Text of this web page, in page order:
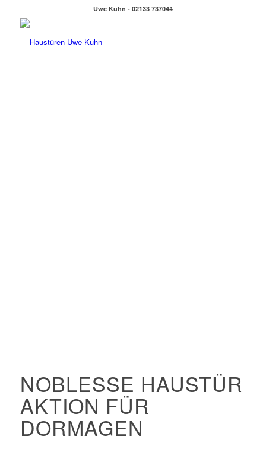
Uwe Kuhn - 02133 737044
NOBLESSE HAUSTÜR
AKTION FÜR
DORMAGEN